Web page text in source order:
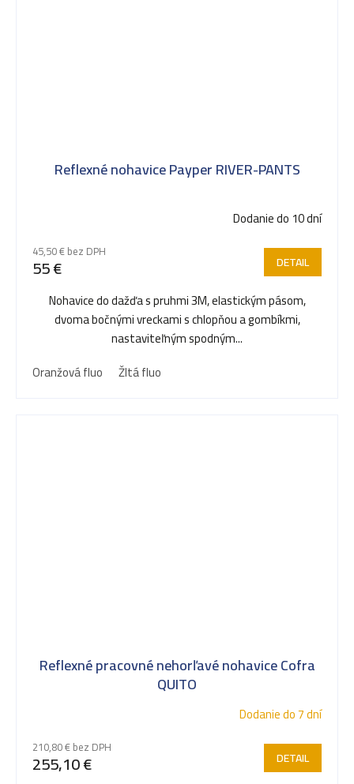
Reflexné nohavice Payper RIVER-PANTS
Dodanie do 10 dní
45,50 € bez DPH
55 € DETAIL
Nohavice do dažďa s pruhmi 3M, elastickým pásom,
dvoma bočnými vreckami s chlopňou a gombíkmi,
nastaviteľným spodným...
Oranžová fluo
Žltá fluo
Reflexné pracovné nehorľavé nohavice Cofra
QUITO
Dodanie do 7 dní
210,80 € bez DPH
255,10 € DETAIL